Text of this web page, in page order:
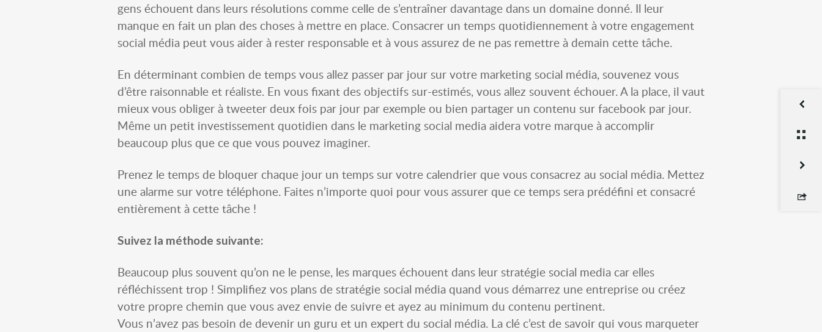
gens échouent dans leurs résolutions comme celle de s’entraîner davantage dans un domaine donné. Il leur
manque en fait un plan des choses à mettre en place. Consacrer un temps quotidiennement à votre engagement
social média peut vous aider à rester responsable et à vous assurez de ne pas remettre à demain cette tâche.
En déterminant combien de temps vous allez passer par jour sur votre marketing social média, souvenez vous
d’être raisonnable et réaliste. En vous fixant des objectifs sur-estimés, vous allez souvent échouer. A la place, il vaut
mieux vous obliger à tweeter deux fois par jour par exemple ou bien partager un contenu sur facebook par jour.
Même un petit investissement quotidien dans le marketing social media aidera votre marque à accomplir
beaucoup plus que ce que vous pouvez imaginer.
Prenez le temps de bloquer chaque jour un temps sur votre calendrier que vous consacrez au social média. Mettez
une alarme sur votre téléphone. Faites n’importe quoi pour vous assurer que ce temps sera prédéfini et consacré
entièrement à cette tâche !
Suivez la méthode suivante:
Beaucoup plus souvent qu’on ne le pense, les marques échouent dans leur stratégie social media car elles
réfléchissent trop ! Simplifiez vos plans de stratégie social média quand vous démarrez une entreprise ou créez
votre propre chemin que vous avez envie de suivre et ayez au minimum du contenu pertinent.
Vous n’avez pas besoin de devenir un guru et un expert du social média. La clé c’est de savoir qui vous marqueter